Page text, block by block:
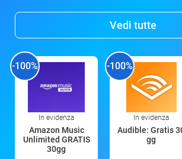
Vedi tutte
-100%
In evidenza
Amazon Music
Unlimited GRATIS
30gg
-100%
In evidenza
Audible: Gratis
gg